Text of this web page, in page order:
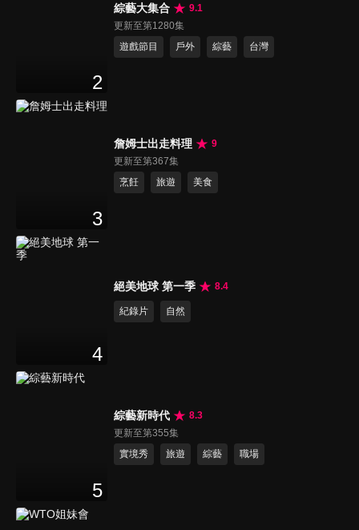
2
綜藝大集合
9.1
更新至第1280集
遊戲節目
戶外 綜藝 台灣
3
詹姆士出走料理
9
更新至第367集
烹飪
旅遊 美食
4
絕美地球 第一季 8.4
紀錄片 自然
5
綜藝新時代
8.3
更新至第355集
實境秀
旅遊 綜藝 職場